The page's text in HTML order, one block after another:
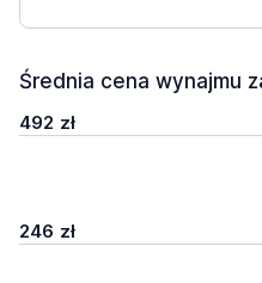
Średnia cena wynajmu
492 zł
246 zł